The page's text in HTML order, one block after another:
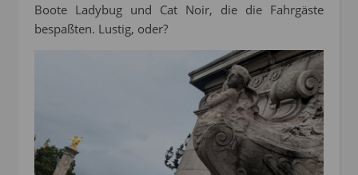
Boote Ladybug und Cat Noir, die die Fahrgäste
bespaßten. Lustig, oder?